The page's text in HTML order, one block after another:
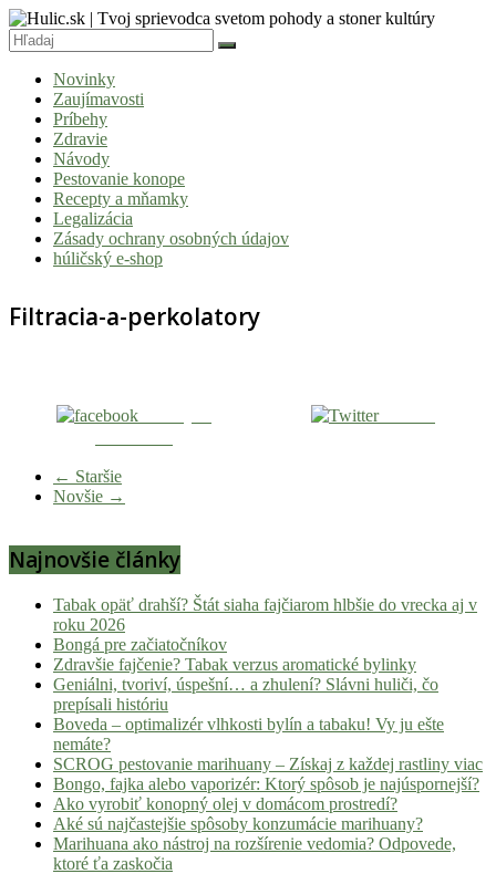
Skip
to
content
Tvoj
sprievodca
svetom
pohody
stoner
relatívny.
Hulic.sk
čerstvé
konopnej
scény,
najlepší
out,
stoner
tipy
lifestyle.
Klikni
Novinky
Zaujímavosti
Príbehy
Zdravie
Návody
Pestovanie konope
Recepty a mňamky
Legalizácia
Zásady ochrany osobných údajov
húličský e-shop
Filtracia-a-perkolatory
Tweetni
← Staršie
Novšie →
Najnovšie články
Tabak opäť drahší? Štát siaha fajčiarom hlbšie do vrecka aj v
roku 2026
Bongá pre začiatočníkov
Zdravšie fajčenie? Tabak verzus aromatické bylinky
Geniálni, tvoriví, úspešní… a zhulení? Slávni huliči, čo
prepísali históriu
Boveda – optimalizér vlhkosti bylín a tabaku! Vy ju ešte
nemáte?
SCROG pestovanie marihuany – Získaj z každej rastliny viac
Bongo, fajka alebo vaporizér: Ktorý spôsob je najúspornejší?
Ako vyrobiť konopný olej v domácom prostredí?
Aké sú najčastejšie spôsoby konzumácie marihuany?
Marihuana ako nástroj na rozšírenie vedomia? Odpovede,
ktoré ťa zaskočia